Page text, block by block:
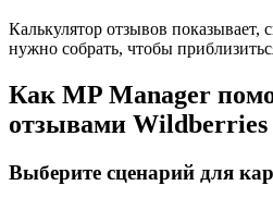
Калькулятор отзывов показывает,
нужно собрать, чтобы
Как MP Manager
отзывами Wildberries
Выберите сценарий для